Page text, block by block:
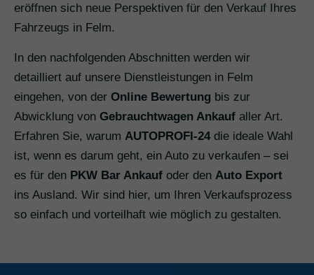
eröffnen sich neue Perspektiven für den Verkauf Ihres
Fahrzeugs in Felm.
In den nachfolgenden Abschnitten werden wir
detailliert auf unsere Dienstleistungen in Felm
eingehen, von der Online Bewertung bis zur
Abwicklung von Gebrauchtwagen Ankauf aller Art.
Erfahren Sie, warum AUTOPROFI-24die ideale Wahl
ist, wenn es darum geht, ein Auto zu verkaufen – sei
es für den PKW Bar Ankauf oder den Auto Export
ins Ausland. Wir sind hier, um Ihren Verkaufsprozess
so einfach und vorteilhaft wie möglich zu gestalten.